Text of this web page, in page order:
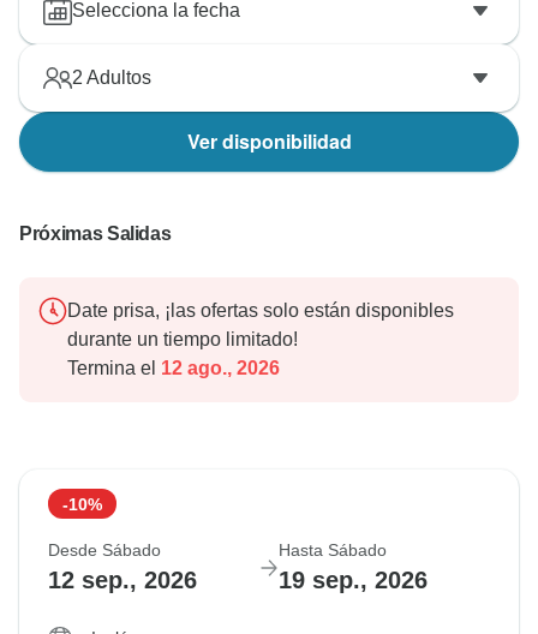
Selecciona la fecha
2 Adultos
Ver disponibilidad
Próximas Salidas
Date prisa, ¡las ofertas solo están disponibles
durante un tiempo limitado!
Termina el 12 ago., 2026
-10%
Desde Sábado
12 sep., 2026
Hasta Sábado
19 sep., 2026